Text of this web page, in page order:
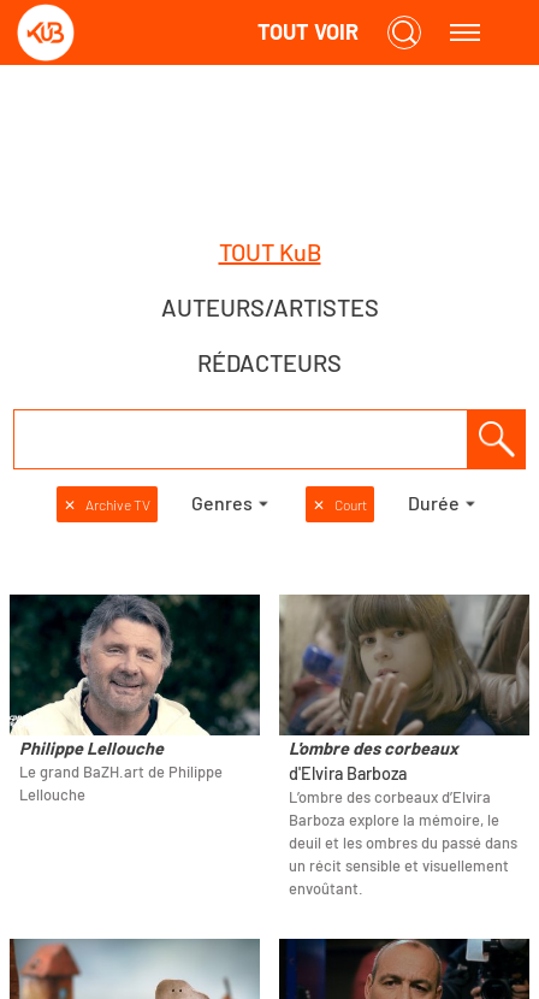
TOUT VOIR
TOUT KuB
AUTEURS/ARTISTES
RÉDACTEURS
✕ Archive TV Genres ✕ Court Durée
Philippe Lellouche
Le grand BaZH.art de Philippe
Lellouche
L'ombre des corbeaux
d'Elvira Barboza
L’ombre des corbeaux d’Elvira
Barboza explore la mémoire, le
deuil et les ombres du passé dans
un récit sensible et visuellement
envoûtant.